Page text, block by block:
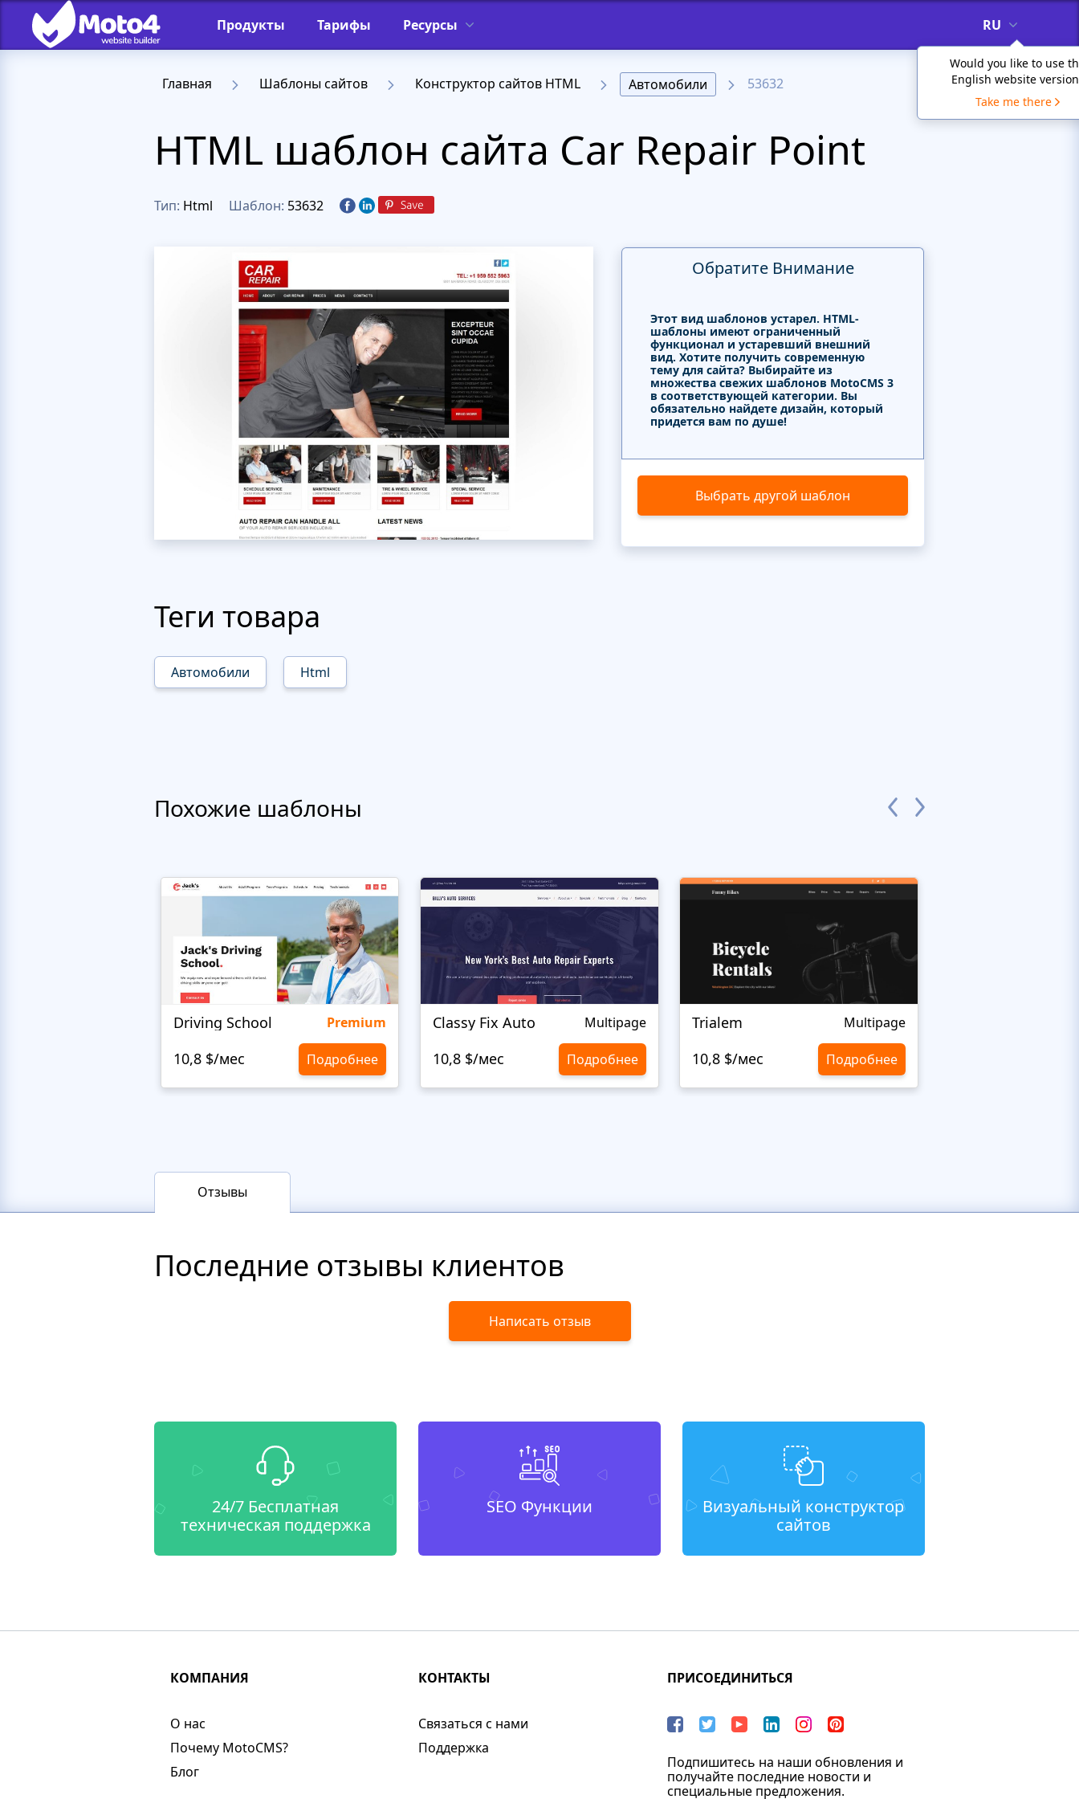
Продукты Тарифы Ресурсы RU
Would you like to use
English website
Take me there
Главная Шаблоны сайтов Конструктор сайтов HTML Автомобили 53632
HTML шаблон сайта Car Repair Point
Тип: Html Шаблон: 53632
Теги товара
Автомобили Html
Обратите Внимание
Этот вид шаблонов устарел. HTML-
шаблоны имеют ограниченный
функционал и устаревший внешний
вид. Хотите получить современную
тему для сайта? Выбирайте из
множества свежих шаблонов MotoCMS 3
в соответствующей категории. Вы
обязательно найдете дизайн, который
придется вам по душе!
Выбрать другой шаблон
Похожие шаблоны
Driving School Premium
10,8 $/мес Подробнее
Classy Fix Auto Multipage
10,8 $/мес Подробнее
Trialem Multipage
10,8 $/мес Подробнее
Отзывы
Последние отзывы клиентов
Написать отзыв
24/7 Бесплатная
техническая поддержка
SEO Функции
Визуальный конструктор
сайтов
КОМПАНИЯ
О нас​
Почему MotoCMS?
Блог
КОНТАКТЫ
Связаться с нами
Поддержка
ПРИСОЕДИНИТЬСЯ
Подпишитесь на наши обновления и
получайте последние новости и
специальные предложения.